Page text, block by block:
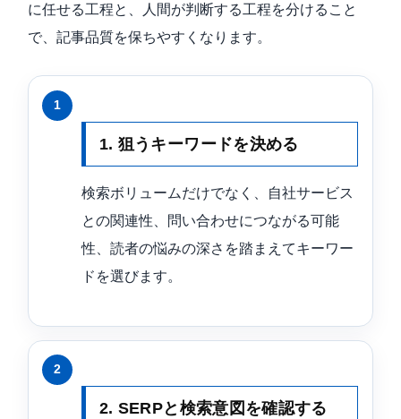
に任せる工程と、人間が判断する工程を分けること
で、記事品質を保ちやすくなります。
1. 狙うキーワードを決める
検索ボリュームだけでなく、自社サービス
との関連性、問い合わせにつながる可能
性、読者の悩みの深さを踏まえてキーワー
ドを選びます。
2. SERPと検索意図を確認する